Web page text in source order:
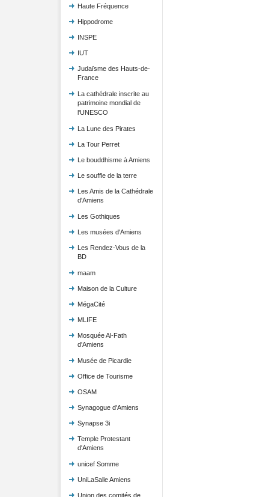
Haute Fréquence
Hippodrome
INSPE
IUT
Judaïsme des Hauts-de-
France
La cathédrale inscrite au
patrimoine mondial de
l'UNESCO
La Lune des Pirates
La Tour Perret
Le bouddhisme à Amiens
Le souffle de la terre
Les Amis de la Cathédrale
d'Amiens
Les Gothiques
Les musées d'Amiens
Les Rendez-Vous de la
BD
maam
Maison de la Culture
MégaCité
MLIFE
Mosquée Al-Fath
d'Amiens
Musée de Picardie
Office de Tourisme
OSAM
Synagogue d'Amiens
Synapse 3i
Temple Protestant
d'Amiens
unicef Somme
UniLaSalle Amiens
Union des comités de